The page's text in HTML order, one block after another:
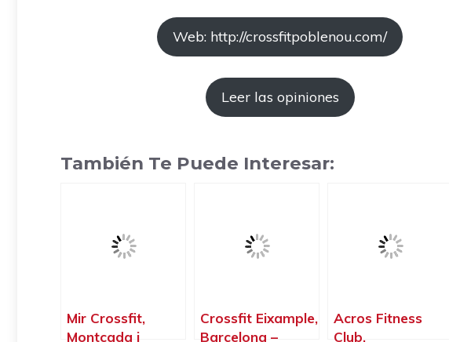
Web: http://crossfitpoblenou.com/
Leer las opiniones
También Te Puede Interesar:
Mir Crossfit,
Montcada i
Crossfit Eixample,
Barcelona –
Acros Fitness
Club,